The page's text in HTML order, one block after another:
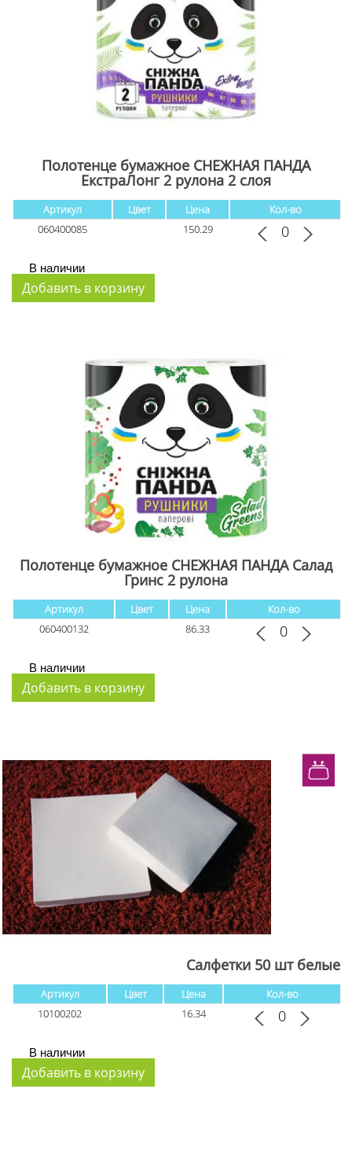
Полотенце бумажное СНЕЖНАЯ ПАНДА
ЕкстраЛонг 2 рулона 2 слоя
Артикул Цвет Цена
Кол-во
060400085
150.29
В наличии
Полотенце бумажное СНЕЖНАЯ ПАНДА Салад
Гринс 2 рулона
Артикул Цвет Цена
Кол-во
060400132
86.33
В наличии
Салфетки 50 шт белые
Артикул Цвет Цена
Кол-во
10100202
16.34
В наличии